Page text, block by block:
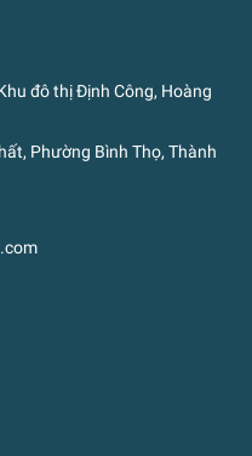
đô thị Định Công, Hoàng
Phường Bình Thọ, Thành